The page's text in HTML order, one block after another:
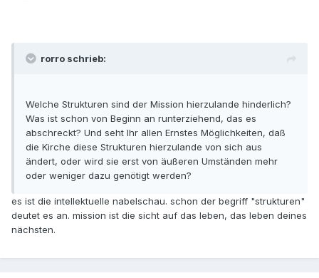
rorro schrieb:
Welche Strukturen sind der Mission hierzulande hinderlich?
Was ist schon von Beginn an runterziehend, das es
abschreckt? Und seht Ihr allen Ernstes Möglichkeiten, daß
die Kirche diese Strukturen hierzulande von sich aus
ändert, oder wird sie erst von äußeren Umständen mehr
oder weniger dazu genötigt werden?
es ist die intellektuelle nabelschau. schon der begriff "strukturen"
deutet es an. mission ist die sicht auf das leben, das leben deines
nächsten.